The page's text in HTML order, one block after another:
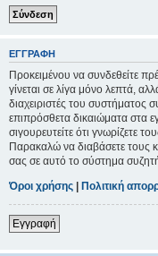
ΕΓΓΡΑΦΉ
Προκειμένου να συνδεθείτε
γίνεται σε λίγα μόνο λεπτά,
διαχειριστές του συστήματος
επιπρόσθετα δικαιώματα στα
σιγουρευτείτε ότι γνωρίζετε
Παρακαλώ να διαβάσετε τους
σας σε αυτό το σύστημα
Όροι χρήσης | Πολιτική
Εγγραφή